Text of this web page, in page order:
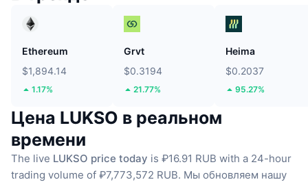
Ethereum
$1,894.14
1.17%
Grvt
$0.3194
21.77%
Heima
$0.2037
95.27%
Цена LUKSO в реальном
времени
The live LUKSO price today is ₽16.91 RUB with a 24-hour
trading volume of ₽7,773,572 RUB. Мы обновляем нашу